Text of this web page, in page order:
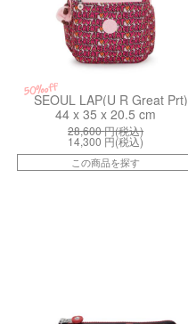
50%off
SEOUL LAP(U R Great Prt)
44 x 35 x 20.5 cm
28,600円(税込)
14,300 円(税込)
この商品を探す